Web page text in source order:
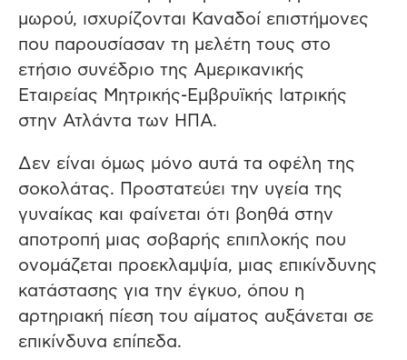
μωρού, ισχυρίζονται Καναδοί επιστήμονες
που παρουσίασαν τη μελέτη τους στο
ετήσιο συνέδριο της Αμερικανικής
Εταιρείας Μητρικής-Εμβρυϊκής Ιατρικής
στην Ατλάντα των ΗΠΑ.
Δεν είναι όμως μόνο αυτά τα οφέλη της
σοκολάτας. Προστατεύει την υγεία της
γυναίκας και φαίνεται ότι βοηθά στην
αποτροπή μιας σοβαρής επιπλοκής που
ονομάζεται προεκλαμψία, μιας επικίνδυνης
κατάστασης για την έγκυο, όπου η
αρτηριακή πίεση του αίματος αυξάνεται σε
επικίνδυνα επίπεδα.